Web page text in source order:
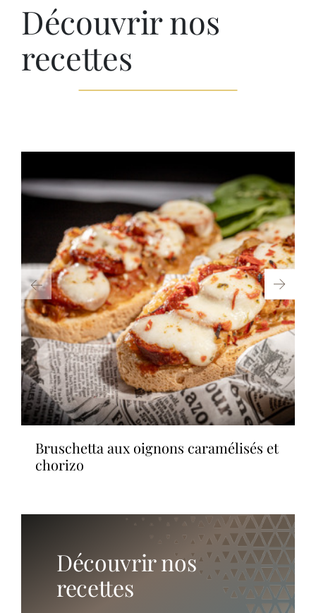
Découvrir nos
recettes
Découvrir nos
recettes
bruschetta aux oignons caramélisés et
chorizo